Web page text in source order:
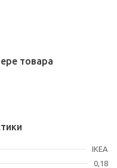
товара
IKEA
0,18